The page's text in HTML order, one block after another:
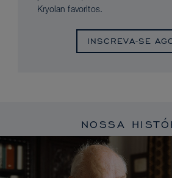
Kryolan favoritos.
INSCREVA-SE
NOSSA